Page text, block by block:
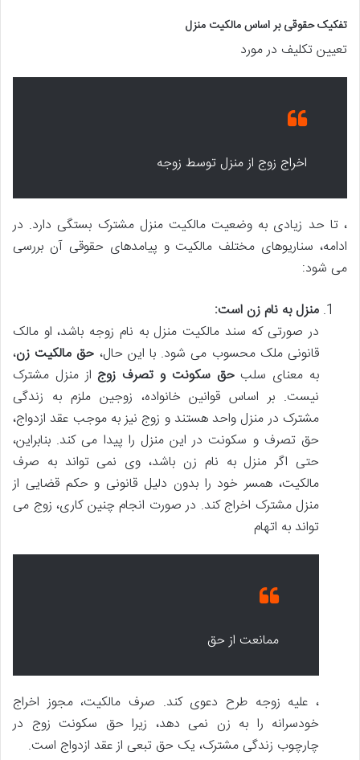
تفکیک حقوقی بر اساس مالکیت منزل
تعیین تکلیف در مورد
اخراج زوج از منزل توسط زوجه
، تا حد زیادی به وضعیت مالکیت منزل مشترک بستگی دارد. در
ادامه، سناریوهای مختلف مالکیت و پیامدهای حقوقی آن بررسی
می شود:
منزل به نام زن است:
در صورتی که سند مالکیت منزل به نام زوجه باشد، او مالک
قانونی ملک محسوب می شود. با این حال، حق مالکیت زن،
به معنای سلبحق سکونت و تصرف زوجاز منزل مشترک
نیست. بر اساس قوانین خانواده، زوجین ملزم به زندگی
مشترک در منزل واحد هستند و زوج نیز به موجب عقد ازدواج،
حق تصرف و سکونت در این منزل را پیدا می کند. بنابراین،
حتی اگر منزل به نام زن باشد، وی نمی تواند به صرف
مالکیت، همسر خود را بدون دلیل قانونی و حکم قضایی از
منزل مشترک اخراج کند. در صورت انجام چنین کاری، زوج می
تواند به اتهام
ممانعت از حق
، علیه زوجه طرح دعوی کند. صرف مالکیت، مجوز اخراج
خودسرانه را به زن نمی دهد، زیرا حق سکونت زوج در
چارچوب زندگی مشترک، یک حق تبعی از عقد ازدواج است.